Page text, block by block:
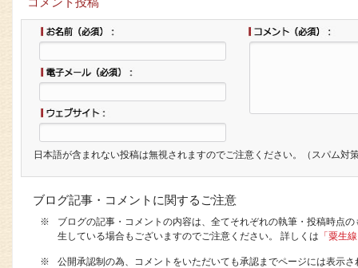
日本語が含まれない投稿は無視されますのでご注意ください。（スパム対
ブログ記事・コメントに関するご注意
※
ブログの記事・コメントの内容は、全てそれぞれの執筆・投稿時点
生している場合もございますのでご注意ください。 詳しくは 「粟生
※ 公開承認制の為、コメントをいただいても承認までページには表示さ